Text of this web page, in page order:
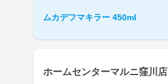
ムカデフマキラー 450ml
ホームセンターマルニ窪川店